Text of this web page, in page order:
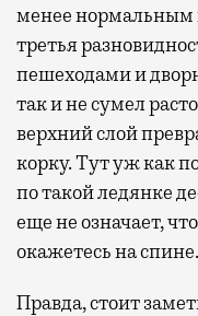
менее нормальным
третья
пешеходами и
так и не сумел
верхний слой
корку. Тут уж как
по такой ледянке
еще не означает,
окажетесь на спине.
Правда, стоит